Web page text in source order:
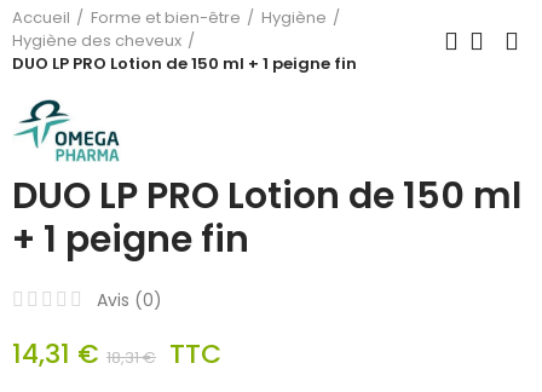
Accueil Forme et bien-être
Hygiène
Hygiène des cheveux
DUO LP PRO Lotion de 150 ml + 1 peigne fin
DUO LP PRO Lotion de 150 ml
+ 1 peigne fin
Avis (0)
14,31 € 18,31 € TTC